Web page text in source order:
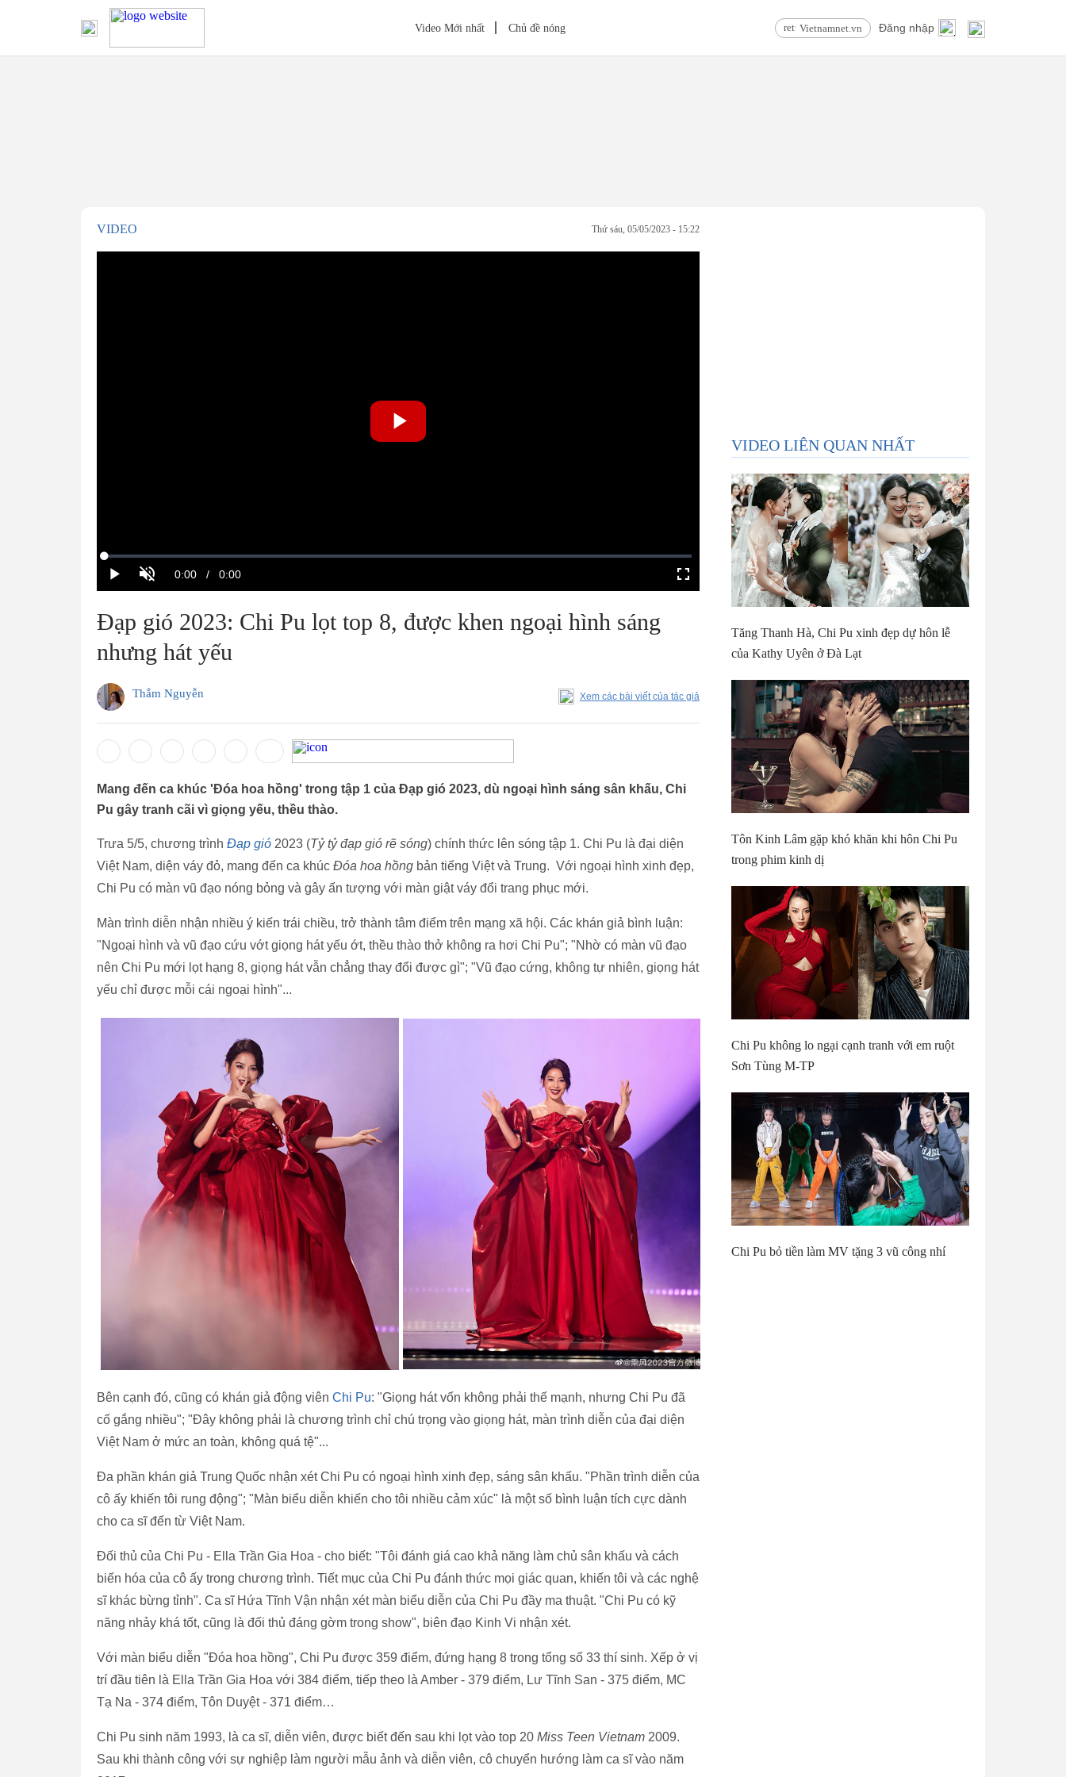
Video Mới nhất Chủ đề nóng Vietnamnet.vn Đăng nhập
VIDEO thứ sáu, 05/05/2023 - 15:22
Đạp gió 2023: Chi Pu lọt top 8, được khen ngoại hình sáng
nhưng hát yếu
Thắm Nguyễn Xem các bài viết của tác giả
Mang đến ca khúc 'Đóa hoa hồng' trong tập 1 của Đạp gió 2023, dù ngoại hình sáng sân khấu, Chi
Pu gây tranh cãi vì giọng yếu, thều thào.
Trưa 5/5, chương trình Đạp gió 2023 (Tỷ tỷ đạp gió rẽ sóng) chính thức lên sóng tập 1. Chi Pu là đại diện
Việt Nam, diện váy đỏ, mang đến ca khúc Đóa hoa hồng bản tiếng Việt và Trung. Với ngoại hình xinh đẹp,
Chi Pu có màn vũ đạo nóng bỏng và gây ấn tượng với màn giật váy đổi trang phục mới.
Màn trình diễn nhận nhiều ý kiến trái chiều, trở thành tâm điểm trên mạng xã hội. Các khán giả bình luận:
"Ngoại hình và vũ đạo cứu vớt giọng hát yếu ớt, thều thào thở không ra hơi Chi Pu"; "Nhờ có màn vũ đạo
nên Chi Pu mới lọt hạng 8, giọng hát vẫn chẳng thay đổi được gì"; "Vũ đạo cứng, không tự nhiên, giọng hát
yếu chỉ được mỗi cái ngoại hình"...
Bên cạnh đó, cũng có khán giả động viên Chi Pu: "Giọng hát vốn không phải thế mạnh, nhưng Chi Pu đã
cố gắng nhiều"; "Đây không phải là chương trình chỉ chú trọng vào giọng hát, màn trình diễn của đại diện
Việt Nam ở mức an toàn, không quá tệ"...
Đa phần khán giả Trung Quốc nhận xét Chi Pu có ngoại hình xinh đẹp, sáng sân khấu. "Phần trình diễn của
cô ấy khiến tôi rung động"; "Màn biểu diễn khiến cho tôi nhiều cảm xúc" là một số bình luận tích cực dành
cho ca sĩ đến từ Việt Nam.
Đối thủ của Chi Pu - Ella Trần Gia Hoa - cho biết: "Tôi đánh giá cao khả năng làm chủ sân khấu và cách
biến hóa của cô ấy trong chương trình. Tiết mục của Chi Pu đánh thức mọi giác quan, khiến tôi và các nghệ
sĩ khác bừng tỉnh". Ca sĩ Hứa Tĩnh Vận nhận xét màn biểu diễn của Chi Pu đầy ma thuật. "Chi Pu có kỹ
năng nhảy khá tốt, cũng là đối thủ đáng gờm trong show", biên đạo Kinh Vi nhận xét.
Với màn biểu diễn "Đóa hoa hồng", Chi Pu được 359 điểm, đứng hạng 8 trong tổng số 33 thí sinh. Xếp ở vị
trí đầu tiên là Ella Trần Gia Hoa với 384 điểm, tiếp theo là Amber - 379 điểm, Lư Tĩnh San - 375 điểm, MC
Tạ Na - 374 điểm, Tôn Duyệt - 371 điểm…
Chi Pu sinh năm 1993, là ca sĩ, diễn viên, được biết đến sau khi lọt vào top 20 Miss Teen Vietnam 2009.
Sau khi thành công với sự nghiệp làm người mẫu ảnh và diễn viên, cô chuyển hướng làm ca sĩ vào năm
VIDEO LIÊN QUAN NHẤT
Tăng Thanh Hà, Chi Pu xinh đẹp dự hôn lễ
của Kathy Uyên ở Đà Lạt
Tôn Kinh Lâm gặp khó khăn khi hôn Chi Pu
trong phim kinh dị
Chi Pu không lo ngại cạnh tranh với em ruột
Sơn Tùng M-TP
Chi Pu bỏ tiền làm MV tặng 3 vũ công nhí